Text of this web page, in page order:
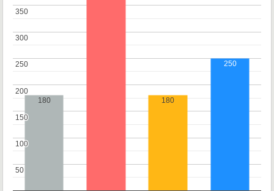
50
50
100
100
150
150
200
200
250
250
300
300
350
350
180 180
250